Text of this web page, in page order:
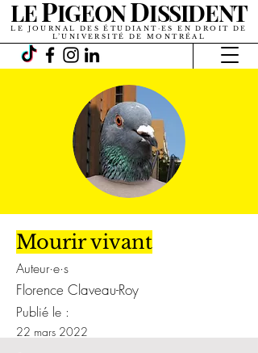
LEPIGEONDISSIDENT
LE JOURNAL DES ÉTUDIANT·ES EN DROIT DE
L’UNIVERSITÉ DE MONTRÉAL
Mourir vivant
Auteur·e·s
Florence Claveau-Roy
Publié le :
22 mars 2022